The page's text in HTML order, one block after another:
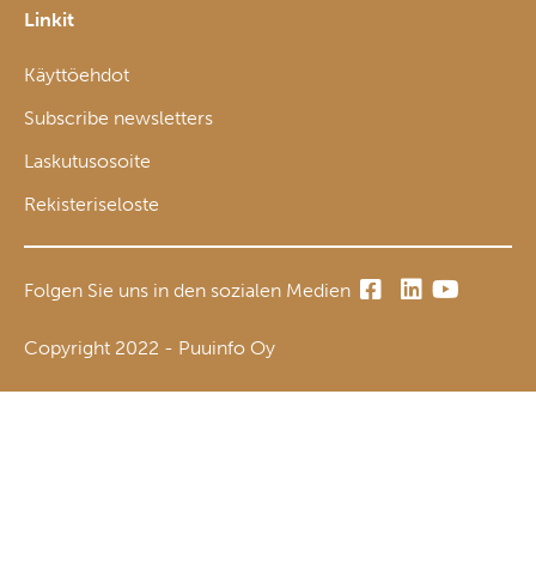
Linkit
Käyttöehdot
Subscribe newsletters
Laskutusosoite
Rekisteriseloste
Folgen Sie uns in den sozialen Medien
Copyright 2022 - Puuinfo Oy